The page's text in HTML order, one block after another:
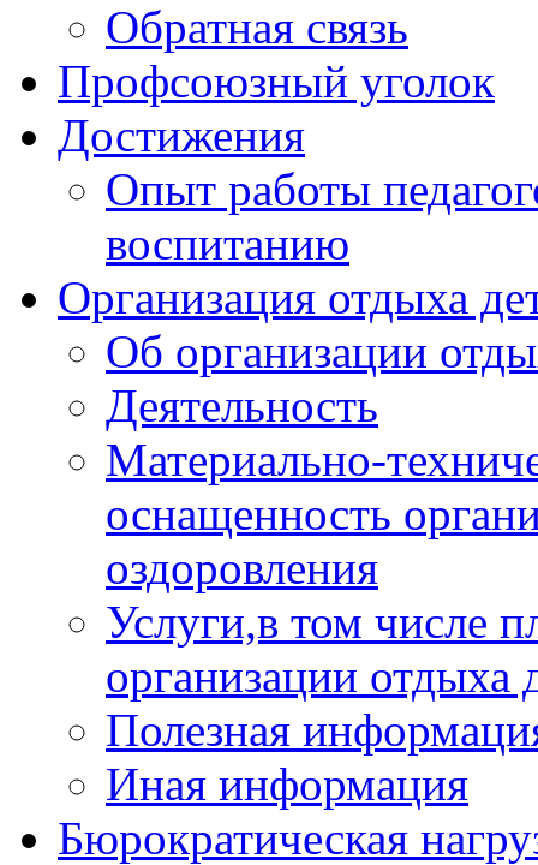
Обратная связь
Профсоюзный уголок
Достижения
Опыт работы
воспитанию
Организация отдыха
Об организации
Деятельность
Материально-
оснащенность
оздоровления
Услуги,в том числе
организации отдыха
Полезная
Иная информация
Бюрократическая